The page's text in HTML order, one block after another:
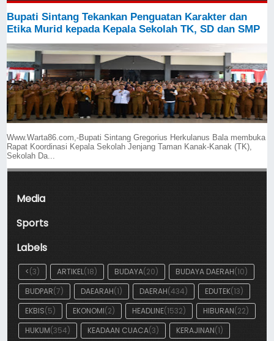
Bupati Sintang Tekankan Penguatan Karakter dan
Etika Murid kepada Kepala Sekolah TK, SD dan SMP
Www.Warta86.com,-Bupati Sintang Gregorius Herkulanus Bala membuka
Rapat Koordinasi Kepala Sekolah Jenjang Taman Kanak-Kanak (TK),
Sekolah Da...
Media
Sports
Labels
<(3) ARTIKEL(18) BUDAYA(20) BUDAYA DAERAH(10)
BUDPAR(7) DAEARAH(1) DAERAH(434) EDUTEK(13)
EKBIS(5) EKONOMI(2) HEADLINE(1532) HIBURAN(22)
HUKUM(354) KEADAAN CUACA(3) KERAJINAN(1)